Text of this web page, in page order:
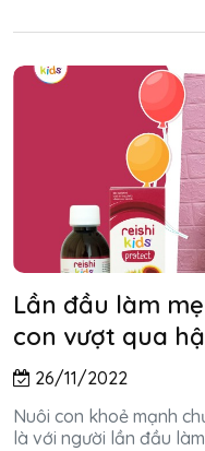
Lần đầu làm
con vượt qua
26/11/2022
Nuôi con khoẻ mạnh
là với người lần đầu